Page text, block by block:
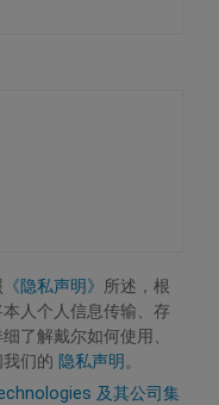
《隐私声明》
所述，根
人个人信息传输、存
了解戴尔如何使用、
们的 隐私声明 。
及其公司集